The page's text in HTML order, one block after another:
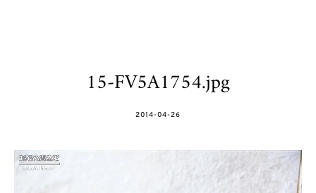
15-FV5A1754.jpg
POSTED
2014-04-26